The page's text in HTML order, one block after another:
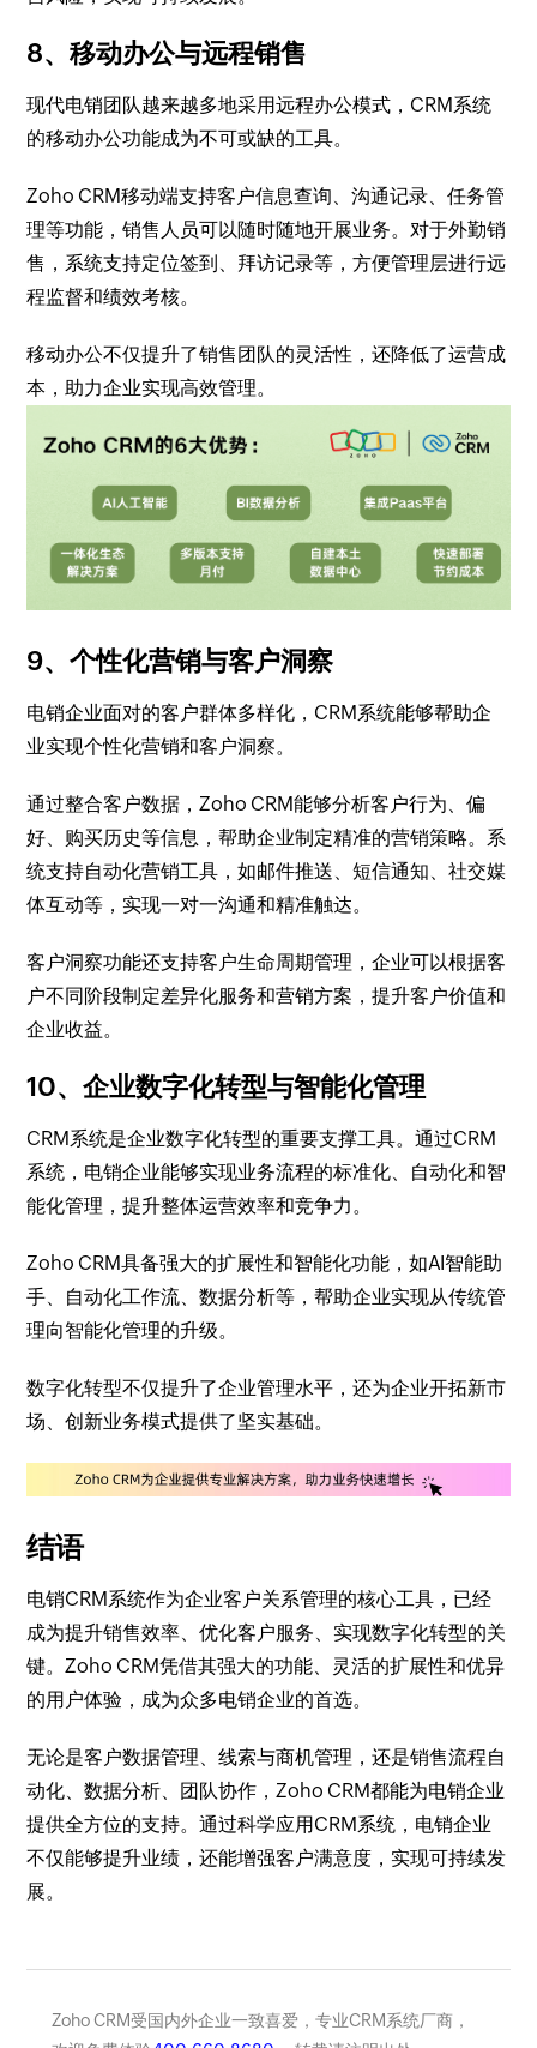
8、移动办公与远程销售
现代电销团队越来越多地采用远程办公模式，CRM系统
的移动办公功能成为不可或缺的工具。
Zoho CRM移动端支持客户信息查询、沟通记录、任务管
理等功能，销售人员可以随时随地开展业务。对于外勤销
售，系统支持定位签到、拜访记录等，方便管理层进行远
程监督和绩效考核。
移动办公不仅提升了销售团队的灵活性，还降低了运营成
本，助力企业实现高效管理。
9、个性化营销与客户洞察
电销企业面对的客户群体多样化，CRM系统能够帮助企
业实现个性化营销和客户洞察。
通过整合客户数据，Zoho CRM能够分析客户行为、偏
好、购买历史等信息，帮助企业制定精准的营销策略。系
统支持自动化营销工具，如邮件推送、短信通知、社交媒
体互动等，实现一对一沟通和精准触达。
客户洞察功能还支持客户生命周期管理，企业可以根据客
户不同阶段制定差异化服务和营销方案，提升客户价值和
企业收益。
10、企业数字化转型与智能化管理
CRM系统是企业数字化转型的重要支撑工具。通过CRM
系统，电销企业能够实现业务流程的标准化、自动化和智
能化管理，提升整体运营效率和竞争力。
Zoho CRM具备强大的扩展性和智能化功能，如AI智能助
手、自动化工作流、数据分析等，帮助企业实现从传统管
理向智能化管理的升级。
数字化转型不仅提升了企业管理水平，还为企业开拓新市
场、创新业务模式提供了坚实基础。
结语
电销CRM系统作为企业客户关系管理的核心工具，已经
成为提升销售效率、优化客户服务、实现数字化转型的关
键。Zoho CRM凭借其强大的功能、灵活的扩展性和优异
的用户体验，成为众多电销企业的首选。
无论是客户数据管理、线索与商机管理，还是销售流程自
动化、数据分析、团队协作，Zoho CRM都能为电销企业
提供全方位的支持。通过科学应用CRM系统，电销企业
不仅能够提升业绩，还能增强客户满意度，实现可持续发
展。
Zoho CRM受国内外企业一致喜爱，专业CRM系统厂商，